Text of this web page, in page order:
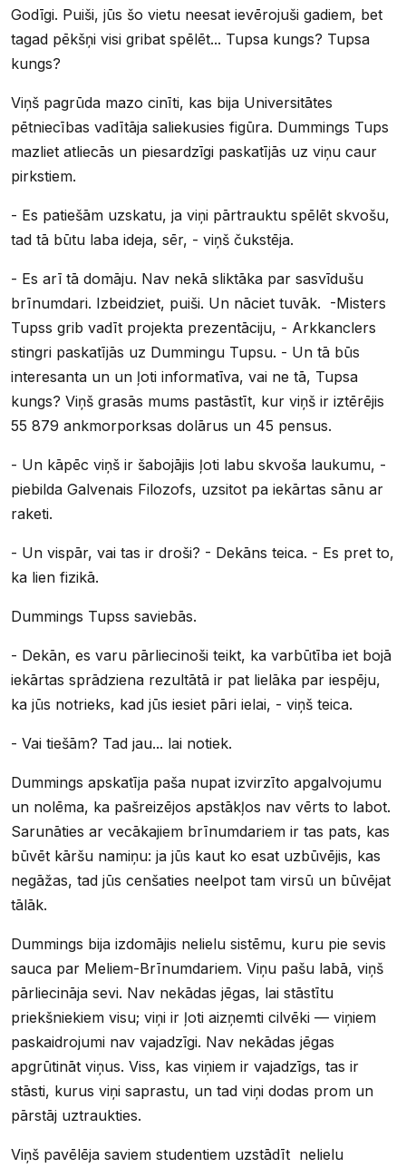
Godīgi. Puiši, jūs šo vietu neesat ievērojuši gadiem, bet
tagad pēkšņi visi gribat spēlēt... Tupsa kungs? Tupsa
kungs?
Viņš pagrūda mazo cinīti, kas bija Universitātes
pētniecības vadītāja saliekusies figūra. Dummings Tups
mazliet atliecās un piesardzīgi paskatījās uz viņu caur
pirkstiem.
- Es patiešām uzskatu, ja viņi pārtrauktu spēlēt skvošu,
tad tā būtu laba ideja, sēr, - viņš čukstēja.
- Es arī tā domāju. Nav nekā sliktāka par sasvīdušu
brīnumdari. Izbeidziet, puiši. Un nāciet tuvāk. -Misters
Tupss grib vadīt projekta prezentāciju, - Arkkanclers
stingri paskatījās uz Dummingu Tupsu. - Un tā būs
interesanta un un ļoti informatīva, vai ne tā, Tupsa
kungs? Viņš grasās mums pastāstīt, kur viņš ir iztērējis
55 879 ankmorporksas dolārus un 45 pensus.
- Un kāpēc viņš ir šabojājis ļoti labu skvoša laukumu, -
piebilda Galvenais Filozofs, uzsitot pa iekārtas sānu ar
raketi.
- Un vispār, vai tas ir droši? - Dekāns teica. - Es pret to,
ka lien fizikā.
Dummings Tupss saviebās.
- Dekān, es varu pārliecinoši teikt, ka varbūtība iet bojā
iekārtas sprādziena rezultātā ir pat lielāka par iespēju,
ka jūs notrieks, kad jūs iesiet pāri ielai, - viņš teica.
- Vai tiešām? Tad jau... lai notiek.
Dummings apskatīja paša nupat izvirzīto apgalvojumu
un nolēma, ka pašreizējos apstākļos nav vērts to labot.
Sarunāties ar vecākajiem brīnumdariem ir tas pats, kas
būvēt kāršu namiņu: ja jūs kaut ko esat uzbūvējis, kas
negāžas, tad jūs cenšaties neelpot tam virsū un būvējat
tālāk.
Dummings bija izdomājis nelielu sistēmu, kuru pie sevis
sauca par Meliem-Brīnumdariem. Viņu pašu labā, viņš
pārliecināja sevi. Nav nekādas jēgas, lai stāstītu
priekšniekiem visu; viņi ir ļoti aizņemti cilvēki — viņiem
paskaidrojumi nav vajadzīgi. Nav nekādas jēgas
apgrūtināt viņus. Viss, kas viņiem ir vajadzīgs, tas ir
stāsti, kurus viņi saprastu, un tad viņi dodas prom un
pārstāj uztraukties.
Viņš pavēlēja saviem studentiem uzstādīt nelielu